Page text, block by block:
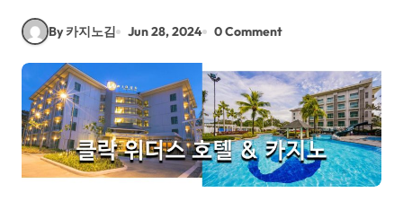
By 카지노김 Jun 28, 2024 0 Comment